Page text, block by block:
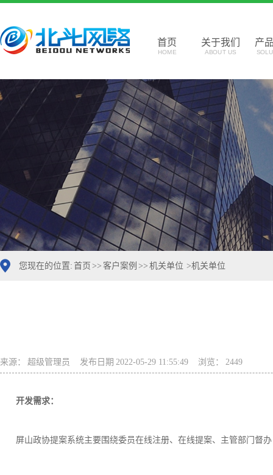
首页
HOME
关于我们
ABOUT US
产
您现在的位置: 首页 >> 客户案例 >> 机关单位 >机关单位
来源： 超级管理员 发布日期 2022-05-29 11:55:49 浏览： 2449
开发需求：
屏山政协提案系统主要围绕委员在线注册、在线提案、主管部门督